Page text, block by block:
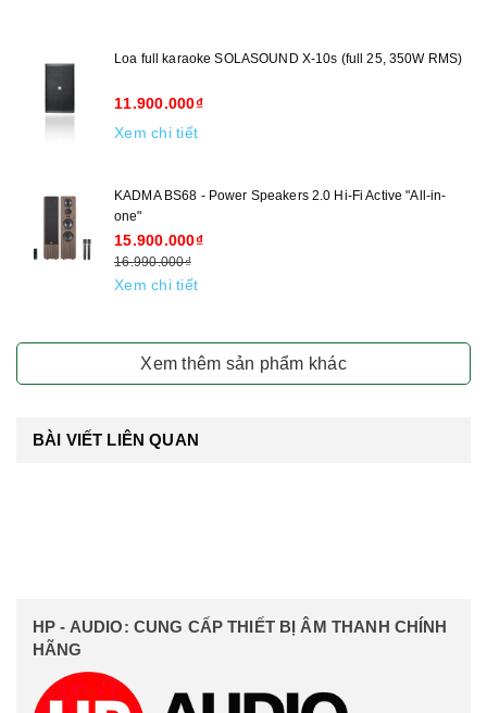
Loa full karaoke SOLASOUND X-10s (full 25, 350W RMS)
11.900.000₫
Xem chi tiết
KADMA BS68 - Power Speakers 2.0 Hi-Fi Active "All-in-
one"
15.900.000₫
16.990.000₫
Xem chi tiết
Xem thêm sản phẩm khác
BÀI VIẾT LIÊN QUAN
HP - AUDIO: CUNG CẤP THIẾT BỊ ÂM THANH CHÍNH
HÃNG